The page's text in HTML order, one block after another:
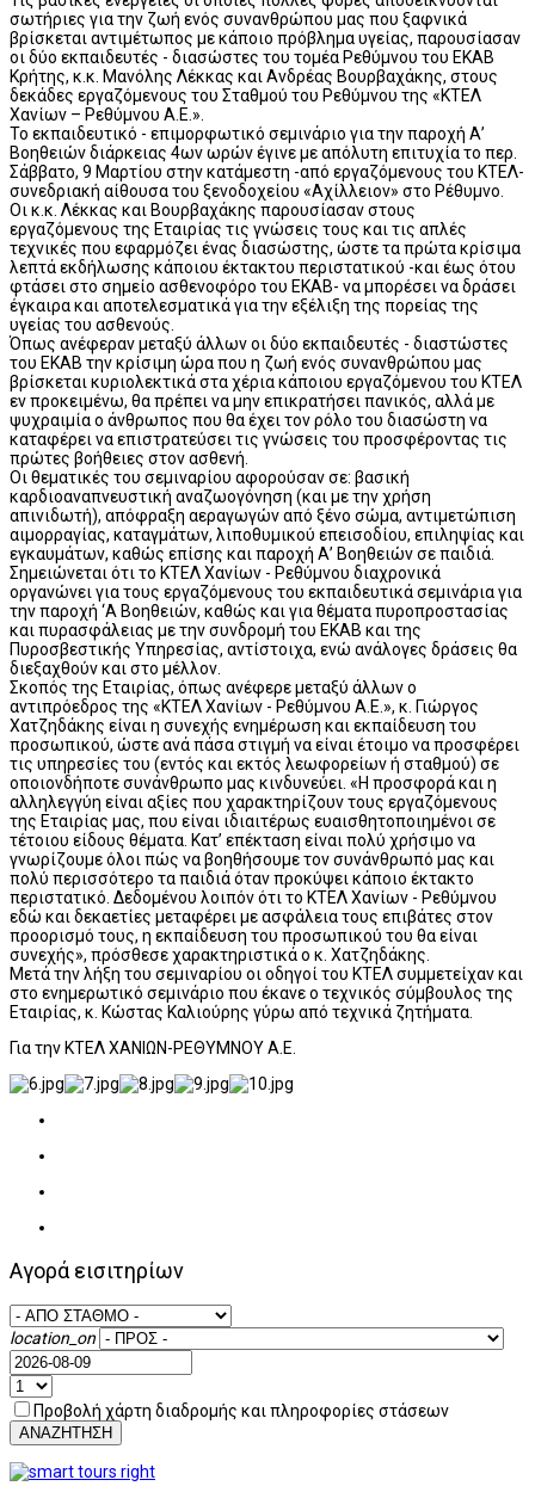
σωτήριες για την ζωή ενός συνανθρώπου μας που ξαφνικά
βρίσκεται αντιμέτωπος με κάποιο πρόβλημα υγείας, παρουσίασαν
οι δύο εκπαιδευτές - διασώστες του τομέα Ρεθύμνου του ΕΚΑΒ
Κρήτης, κ.κ. Μανόλης Λέκκας και Ανδρέας Βουρβαχάκης, στους
δεκάδες εργαζόμενους του Σταθμού του Ρεθύμνου της «ΚΤΕΛ
Χανίων – Ρεθύμνου Α.Ε.».
Το εκπαιδευτικό - επιμορφωτικό σεμινάριο για την παροχή Α’
Βοηθειών διάρκειας 4ων ωρών έγινε με απόλυτη επιτυχία το περ.
Σάββατο, 9 Μαρτίου στην κατάμεστη -από εργαζόμενους του ΚΤΕΛ-
συνεδριακή αίθουσα του ξενοδοχείου «Αχίλλειον» στο Ρέθυμνο.
Οι κ.κ. Λέκκας και Βουρβαχάκης παρουσίασαν στους
εργαζόμενους της Εταιρίας τις γνώσεις τους και τις απλές
τεχνικές που εφαρμόζει ένας διασώστης, ώστε τα πρώτα κρίσιμα
λεπτά εκδήλωσης κάποιου έκτακτου περιστατικού -και έως ότου
φτάσει στο σημείο ασθενοφόρο του ΕΚΑΒ- να μπορέσει να δράσει
έγκαιρα και αποτελεσματικά για την εξέλιξη της πορείας της
υγείας του ασθενούς.
Όπως ανέφεραν μεταξύ άλλων οι δύο εκπαιδευτές - διαστώστες
του ΕΚΑΒ την κρίσιμη ώρα που η ζωή ενός συνανθρώπου μας
βρίσκεται κυριολεκτικά στα χέρια κάποιου εργαζόμενου του ΚΤΕΛ
εν προκειμένω, θα πρέπει να μην επικρατήσει πανικός, αλλά με
ψυχραιμία ο άνθρωπος που θα έχει τον ρόλο του διασώστη να
καταφέρει να επιστρατεύσει τις γνώσεις του προσφέροντας τις
πρώτες βοήθειες στον ασθενή.
Οι θεματικές του σεμιναρίου αφορούσαν σε: βασική
καρδιοαναπνευστική αναζωογόνηση (και με την χρήση
απινιδωτή), απόφραξη αεραγωγών από ξένο σώμα, αντιμετώπιση
αιμορραγίας, καταγμάτων, λιποθυμικού επεισοδίου, επιληψίας και
εγκαυμάτων, καθώς επίσης και παροχή Α’ Βοηθειών σε παιδιά.
Σημειώνεται ότι το ΚΤΕΛ Χανίων - Ρεθύμνου διαχρονικά
οργανώνει για τους εργαζόμενους του εκπαιδευτικά σεμινάρια για
την παροχή ‘Α Βοηθειών, καθώς και για θέματα πυροπροστασίας
και πυρασφάλειας με την συνδρομή του ΕΚΑΒ και της
Πυροσβεστικής Υπηρεσίας, αντίστοιχα, ενώ ανάλογες δράσεις θα
διεξαχθούν και στο μέλλον.
Σκοπός της Εταιρίας, όπως ανέφερε μεταξύ άλλων ο
αντιπρόεδρος της «ΚΤΕΛ Χανίων - Ρεθύμνου Α.Ε.», κ. Γιώργος
Χατζηδάκης είναι η συνεχής ενημέρωση και εκπαίδευση του
προσωπικού, ώστε ανά πάσα στιγμή να είναι έτοιμο να προσφέρει
τις υπηρεσίες του (εντός και εκτός λεωφορείων ή σταθμού) σε
οποιονδήποτε συνάνθρωπο μας κινδυνεύει. «Η προσφορά και η
αλληλεγγύη είναι αξίες που χαρακτηρίζουν τους εργαζόμενους
της Εταιρίας μας, που είναι ιδιαιτέρως ευαισθητοποιημένοι σε
τέτοιου είδους θέματα. Κατ’ επέκταση είναι πολύ χρήσιμο να
γνωρίζουμε όλοι πώς να βοηθήσουμε τον συνάνθρωπό μας και
πολύ περισσότερο τα παιδιά όταν προκύψει κάποιο έκτακτο
περιστατικό. Δεδομένου λοιπόν ότι το ΚΤΕΛ Χανίων - Ρεθύμνου
εδώ και δεκαετίες μεταφέρει με ασφάλεια τους επιβάτες στον
προορισμό τους, η εκπαίδευση του προσωπικού του θα είναι
συνεχής», πρόσθεσε χαρακτηριστικά ο κ. Χατζηδάκης.
Μετά την λήξη του σεμιναρίου οι οδηγοί του ΚΤΕΛ συμμετείχαν και
στο ενημερωτικό σεμινάριο που έκανε ο τεχνικός σύμβουλος της
Εταιρίας, κ. Κώστας Καλιούρης γύρω από τεχνικά ζητήματα.
Για την ΚΤΕΛ ΧΑΝΙΩΝ-ΡΕΘΥΜΝΟΥ Α.Ε.
Αγορά εισιτηρίων
location_on
Προβολή χάρτη διαδρομής και πληροφορίες στάσεων
ΑΝΑΖΗΤΗΣΗ